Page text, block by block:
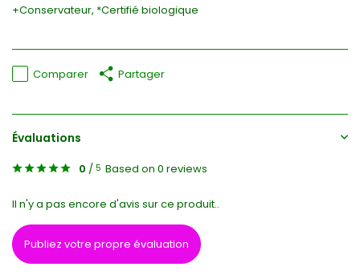
+Conservateur, *Certifié biologique
Comparer Partager
Évaluations
0 / 5 Based on 0 reviews
Il n'y a pas encore d'avis sur ce produit..
Publiez votre propre évaluation